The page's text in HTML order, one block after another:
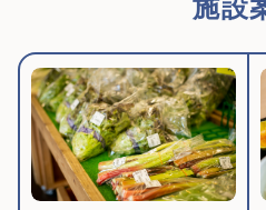
施設